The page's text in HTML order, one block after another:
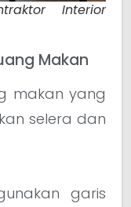
Interior
Makan
makan yang
selera dan
garis